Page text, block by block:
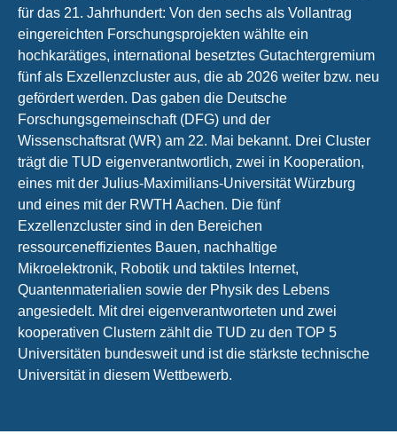
für das 21. Jahrhundert: Von den sechs als Vollantrag
eingereichten Forschungsprojekten wählte ein
hochkarätiges, international besetztes Gutachtergremium
fünf als Exzellenzcluster aus, die ab 2026 weiter bzw. neu
gefördert werden. Das gaben die Deutsche
Forschungsgemeinschaft (DFG) und der
Wissenschaftsrat (WR) am 22. Mai bekannt. Drei Cluster
trägt die TUD eigenverantwortlich, zwei in Kooperation,
eines mit der Julius-Maximilians-Universität Würzburg
und eines mit der RWTH Aachen. Die fünf
Exzellenzcluster sind in den Bereichen
ressourceneffizientes Bauen, nachhaltige
Mikroelektronik, Robotik und taktiles Internet,
Quantenmaterialien sowie der Physik des Lebens
angesiedelt. Mit drei eigenverantworteten und zwei
kooperativen Clustern zählt die TUD zu den TOP 5
Universitäten bundesweit und ist die stärkste technische
Universität in diesem Wettbewerb.